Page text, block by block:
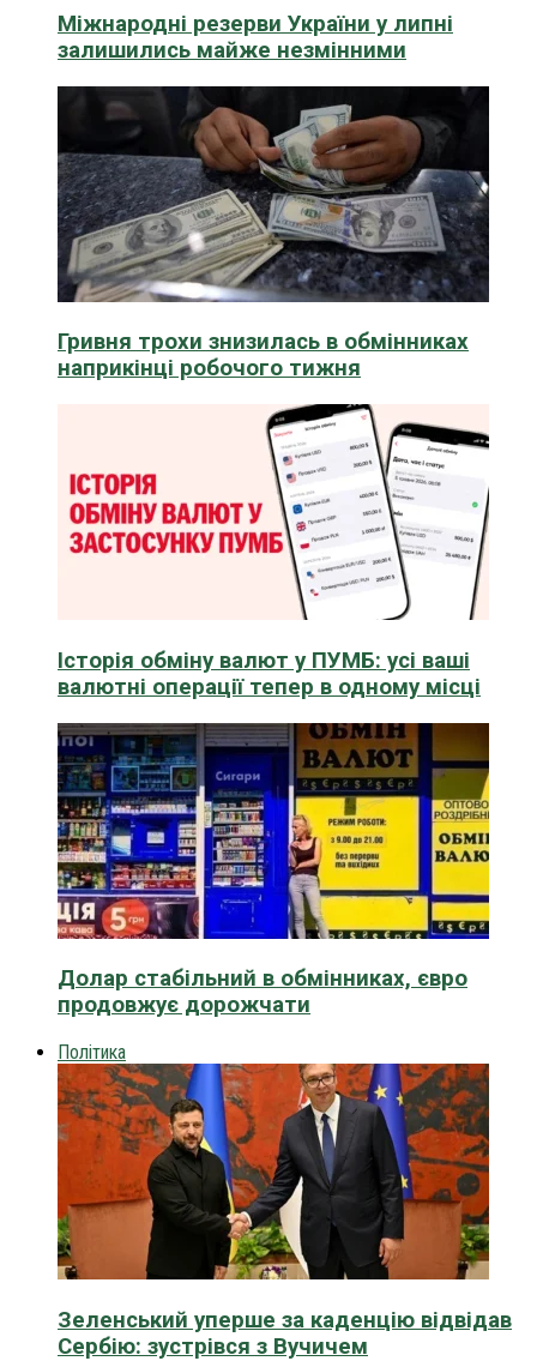
Міжнародні резерви України у липні
залишились майже незмінними
Гривня трохи знизилась в обмінниках
наприкінці робочого тижня
Історія обміну валют у ПУМБ: усі ваші
валютні операції тепер в одному місці
Долар стабільний в обмінниках, євро
продовжує дорожчати
Політика
Зеленський уперше за каденцію відвідав
Сербію: зустрівся з Вучичем